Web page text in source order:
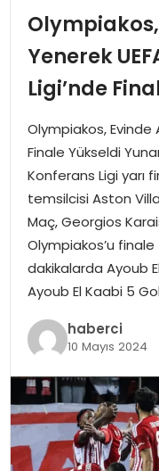
TEKNOLOJI
GÜNCEL
Olympiakos,
Yenerek
Ligi’nde
Olympiakos, Evinde
Finale Yükseldi
Konferans Ligi yarı
temsilcisi Aston
Maç, Georgios
Olympiakos’u finale
dakikalarda Ayoub
Ayoub El Kaabi 5
haberci
10 Mayıs 2024